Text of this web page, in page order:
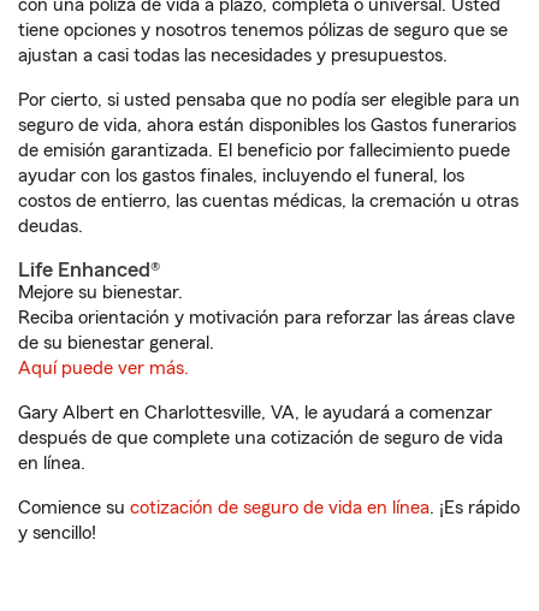
con una póliza de vida a plazo, completa o universal. Usted
tiene opciones y nosotros tenemos pólizas de seguro que se
ajustan a casi todas las necesidades y presupuestos.
Por cierto, si usted pensaba que no podía ser elegible para un
seguro de vida, ahora están disponibles los Gastos funerarios
de emisión garantizada. El beneficio por fallecimiento puede
ayudar con los gastos finales, incluyendo el funeral, los
costos de entierro, las cuentas médicas, la cremación u otras
deudas.
Life Enhanced®
Mejore su bienestar.
Reciba orientación y motivación para reforzar las áreas clave
de su bienestar general.
Aquí puede ver más.
Gary Albert en Charlottesville, VA, le ayudará a comenzar
después de que complete una cotización de seguro de vida
en línea.
Comience su cotización de seguro de vida en línea. ¡Es rápido
y sencillo!